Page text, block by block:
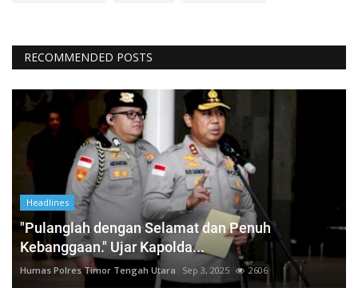
RECOMMENDED POSTS
Headlines
"Pulanglah dengan Selamat dan Penuh
Kebanggaan." Ujar Kapolda...
Humas Polres Timor Tengah Utara Sep 3, 2025 2606